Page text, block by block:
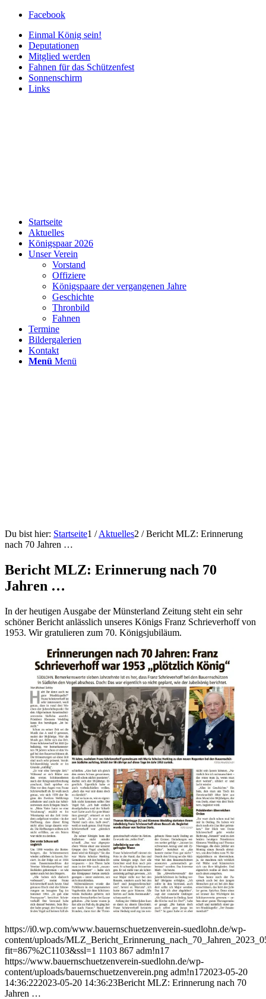
Facebook
Einmal König sein!
Deputationen
Mitglied werden
Fahnen für das Schützenfest
Sonnenschirm
Links
Startseite
Aktuelles
Königspaar 2026
Unser Verein
Vorstand
Offiziere
Königspaare der vergangenen Jahre
Geschichte
Thronbild
Fahnen
Termine
Bildergalerien
Kontakt
Menü Menü
Du bist hier: Startseite1 / Aktuelles2 / Bericht MLZ: Erinnerung
nach 70 Jahren …
Bericht MLZ: Erinnerung nach 70
Jahren …
In der heutigen Ausgabe der Münsterland Zeitung steht ein sehr
schöner Bericht anlässlich unseres Königs Franz Schrieverhoff von
1953. Wir gratulieren zum 70. Königsjubiläum.
https://i0.wp.com/www.bauernschuetzenverein-suedlohn.de/wp-
content/uploads/
fit=867%2C1103&ssl=1 1103 867 adm!n17
https://www.bauernschuetzenverein-suedlohn.de/wp-
content/uploads/bauernschuetzenverein.png adm!n172023-05-20
14:36:222023-05-20 14:36:23Bericht MLZ: Erinnerung nach 70
Jahren …